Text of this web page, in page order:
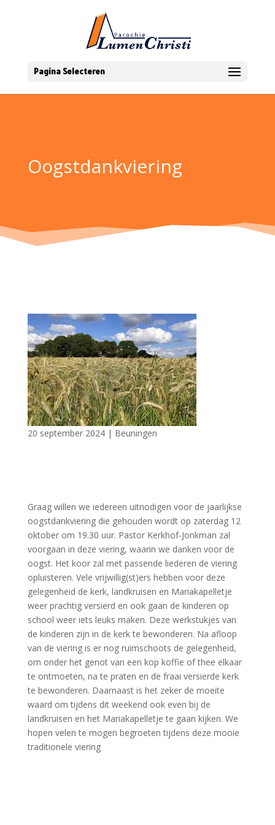
Pagina Selecteren
Oogstdankviering
20 september 2024| Beuningen
Graag willen we iedereen uitnodigen voor de jaarlijkse
oogstdankviering die gehouden wordt op zaterdag 12
oktober om 19.30 uur. Pastor Kerkhof-Jonkman zal
voorgaan in deze viering, waarin we danken voor de
oogst. Het koor zal met passende liederen de viering
opluisteren. Vele vrijwillig(st)ers hebben voor deze
gelegenheid de kerk, landkruisen en Mariakapelletje
weer prachtig versierd en ook gaan de kinderen op
school weer iets leuks maken. Deze werkstukjes van
de kinderen zijn in de kerk te bewonderen. Na afloop
van de viering is er nog ruimschoots de gelegenheid,
om onder het genot van een kop koffie of thee elkaar
te ontmoeten, na te praten en de fraai versierde kerk
te bewonderen. Daarnaast is het zeker de moeite
waard om tijdens dit weekend ook even bij de
landkruisen en het Mariakapelletje te gaan kijken. We
hopen velen te mogen begroeten tijdens deze mooie
traditionele viering